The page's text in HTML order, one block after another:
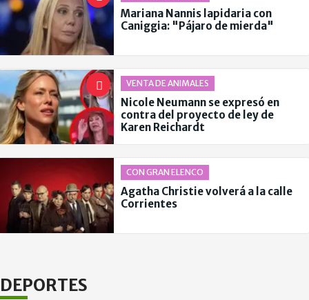
Mariana Nannis lapidaria con
Caniggia: "Pájaro de mierda"
VENTA DE ANIMALES
Nicole Neumann se expresó en
contra del proyecto de ley de
Karen Reichardt
CON GRAN ELENCO
Agatha Christie volverá a la calle
Corrientes
DEPORTES